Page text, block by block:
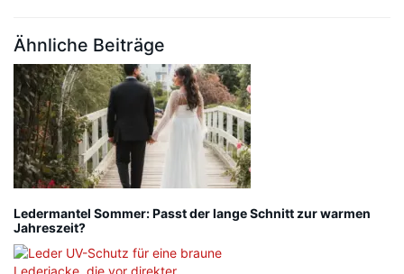
Ähnliche Beiträge
Ledermantel Sommer: Passt der lange Schnitt zur warmen
Jahreszeit?